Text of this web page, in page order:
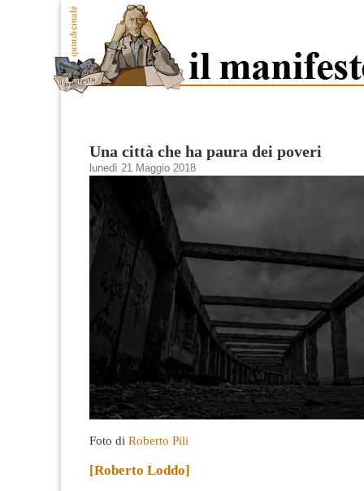
Una città che ha paura dei poveri
lunedì 21 Maggio 2018
Foto di Roberto Pili
[Roberto Loddo]